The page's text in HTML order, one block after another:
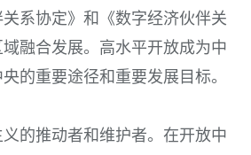
系协定》和《数字经济伙伴关
融合发展。高水平开放成为中
的重要途径和重要发展目标。
的推动者和维护者。在开放中